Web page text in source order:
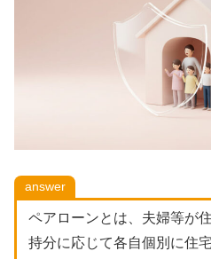
answer
ペアローンとは、夫婦等が
持分に応じて各自個別に住